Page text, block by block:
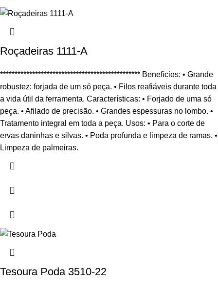
Roçadeiras 1111-A
************************************************ Benefícios: • Grande
robustez: forjada de um só peça. • Filos reafiáveis durante toda
a vida útil da ferramenta. Características: • Forjado de uma só
peça. • Afilado de precisão. • Grandes espessuras no lombo. •
Tratamento integral em toda a peça. Usos: • Para o corte de
ervas daninhas e silvas. • Poda profunda e limpeza de ramas. •
Limpeza de palmeiras.
Tesoura Poda 3510-22